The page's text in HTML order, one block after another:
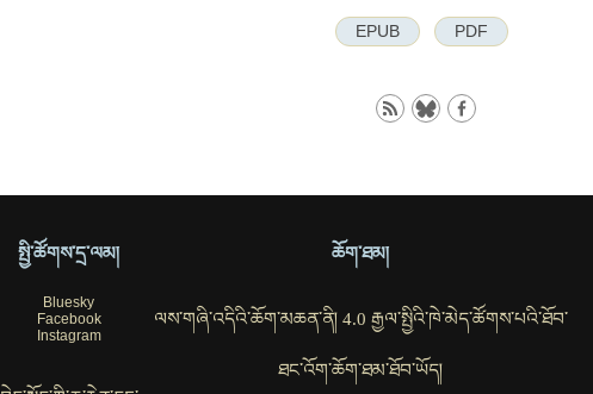
EPUB PDF
སྤྱི་ཚོགས་དྲ་ལམ།
Bluesky
Facebook
Instagram
ཆོག་ཐམ།
ལས་གཞི་འདིའི་ཆོག་མཆན་ནི། 4.0 རྒྱལ་སྤྱིའི་ཁེ་མེད་ཚོགས་པའི་ཐོབ་
ཐང་འོག་ཆོག་ཐམ་ཐོབ་ཡོད།